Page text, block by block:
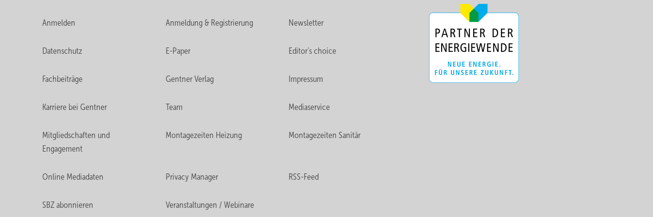
Anmelden Anmeldung & Registrierung Newsletter
Datenschutz E-Paper Editor's choice
Fachbeiträge Gentner Verlag Impressum
Karriere bei Gentner Team Mediaservice
Mitgliedschaften und
Engagement
Montagezeiten Heizung Montagezeiten Sanitär
Online Mediadaten Privacy Manager RSS-Feed
SBZ abonnieren Veranstaltungen / Webinare